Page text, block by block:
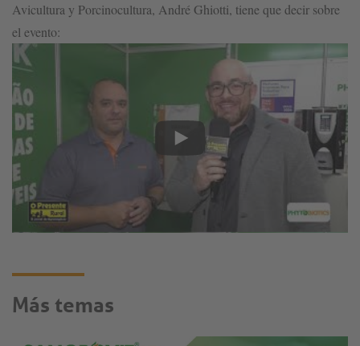
Avicultura y Porcinocultura, André Ghiotti, tiene que decir sobre
el evento:
Más temas